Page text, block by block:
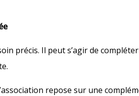
précis. Il peut s’agir de
repose sur une